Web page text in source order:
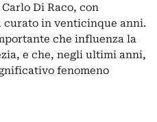
Di Raco, con
curato in venticinque anni.
che influenza la
e che, negli ultimi anni,
fenomeno